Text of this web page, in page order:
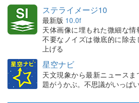
ステライメージ10
最新版 10.0f
天体画像に埋もれた微細な情
不要なノイズは徹底的に除
上げる
星空ナビ
天文現象から最新ニュース
題がうかぶ。不思議がいっぱ